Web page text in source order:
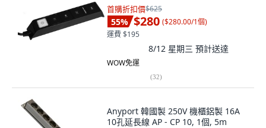
首購折扣價$625
55% $280 ($280.00/1個)
運費 $195
8/12 星期三 預計送達
WOW免運
(32)
Anyport 韓國製 250V 機櫃鋁製 16A
10孔延長線 AP - CP 10, 1個, 5m